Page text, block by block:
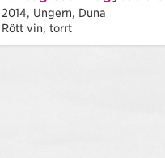
2014, Ungern, Duna
Rött vin, torrt